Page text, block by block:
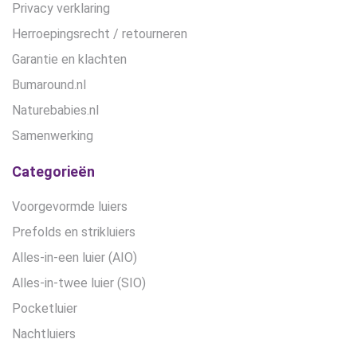
Privacy verklaring
Herroepingsrecht / retourneren
Garantie en klachten
Bumaround.nl
Naturebabies.nl
Samenwerking
Categorieën
Voorgevormde luiers
Prefolds en strikluiers
Alles-in-een luier (AIO)
Alles-in-twee luier (SIO)
Pocketluier
Nachtluiers